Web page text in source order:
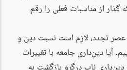
از مناسبات فعلی را رقم
عصر تجدد، لازم است نسبت دین و
آیا دین‌داری جامعه با تغییرات
دین‌داری ناب درگرو بازگشت به